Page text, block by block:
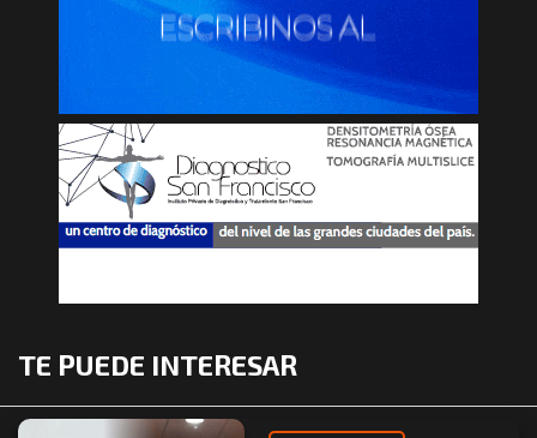
TE PUEDE INTERESAR